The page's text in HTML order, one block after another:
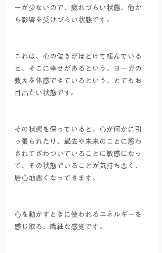
ーが少ないので、疲れづらい状態、他か
ら影響を受けづらい状態です。
これは、心の働きがほどけて緩んでいる
と、そこに幸せがあるという、ヨーガの
教えを体感できているという、とてもお
目出たい状態です。
その状態を保っていると、心が何かに引
っ張られたり、過去や未来のことに惑わ
されてざわついていることに敏感になっ
て、その状態でいることが気持ち悪く、
居心地悪くなってきます。
心を動かすときに使われるエネルギーを
感じ取る、繊細な感覚です。